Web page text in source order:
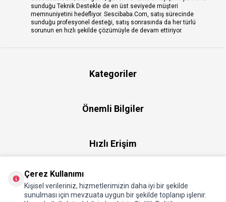
sunduğu Teknik Destekle de en üst seviyede müşteri
memnuniyetini hedefliyor. Sescibaba.Com, satış sürecinde
sunduğu profesyonel desteği, satış sonrasında da her türlü
sorunun en hızlı şekilde çözümüyle de devam ettiriyor.
Kategoriler
Önemli Bilgiler
Hızlı Erişim
Çerez Kullanımı
Kişisel verileriniz, hizmetlerimizin daha iyi bir şekilde
sunulması için mevzuata uygun bir şekilde toplanıp işlenir.